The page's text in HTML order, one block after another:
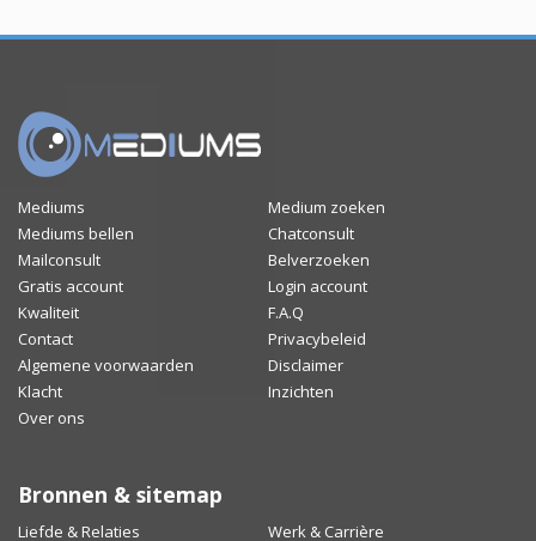
Mediums
Medium zoeken
Mediums bellen
Chatconsult
Mailconsult
Belverzoeken
Gratis account
Login account
Kwaliteit
F.A.Q
Contact
Privacybeleid
Algemene voorwaarden
Disclaimer
Klacht
Inzichten
Over ons
Bronnen & sitemap
Liefde & Relaties Werk & Carrière